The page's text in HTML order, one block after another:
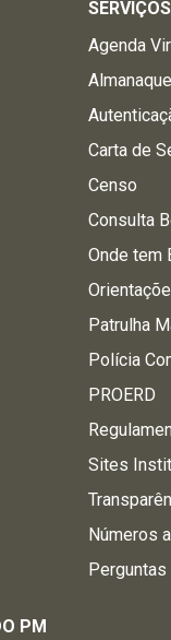
SERVIÇOS
Agenda
Almanaque
Carta de
Censo
Consulta
Onde tem
Patrulha
Polícia
PROERD
Sites
Números
PM